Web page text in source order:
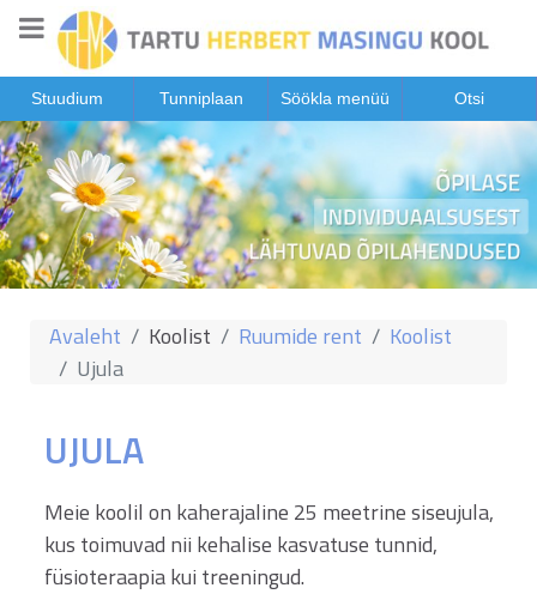
Stuudium Tunniplaan Söökla menüü Otsi
Avaleht Koolist Ruumide rent
Koolist
Ujula
UJULA
Meie koolil on kaherajaline 25 meetrine siseujula,
kus toimuvad nii kehalise kasvatuse tunnid,
füsioteraapia kui treeningud.